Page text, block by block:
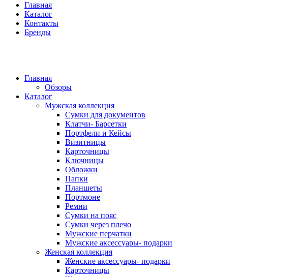
Главная
Каталог
Контакты
Бренды
Главная
Обзоры
Каталог
Мужская коллекция
Сумки для документов
Клатчи- Барсетки
Портфели и Кейсы
Визитницы
Карточницы
Ключницы
Обложки
Папки
Планшеты
Портмоне
Ремни
Сумки на пояс
Сумки через плечо
Мужские перчатки
Мужские аксессуары- подарки
Женская коллекция
Женские аксессуары- подарки
Карточницы